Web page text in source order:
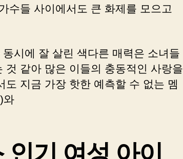
수들 사이에서도 큰 화제를 모으고
시에 잘 살린 색다른 매력은 소녀들
것 같아 많은 이들의 충동적인 사랑을
도 지금 가장 핫한 예측할 수 없는 멤
와
인기 여성 아이